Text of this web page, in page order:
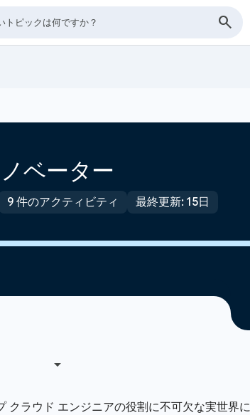
ベーター
9 件のアクティビティ 最終更新: 15日
クラウド エンジニアの役割に不可欠な実世界